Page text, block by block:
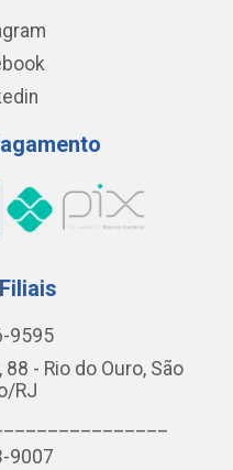
9595
- Rio do Ouro, São
RJ
9007